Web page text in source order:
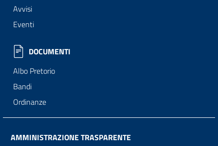
Avvisi
Eventi
DOCUMENTI
Albo Pretorio
Bandi
Ordinanze
AMMINISTRAZIONE TRASPARENTE